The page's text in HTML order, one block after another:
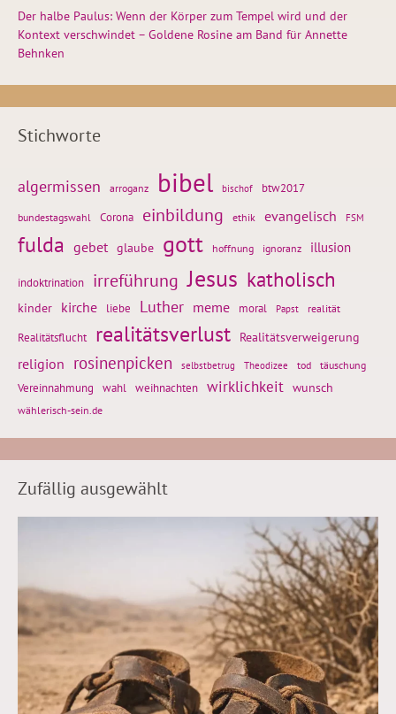
Der halbe Paulus: Wenn der Körper zum Tempel wird und der
Kontext verschwindet – Goldene Rosine am Band für Annette
Behnken
Stichworte
algermissen arroganz bibel bischof btw2017
bundestagswahl Corona einbildung ethik evangelisch FSM
fulda gebet glaube gott hoffnung ignoranz illusion
indoktrination irreführung Jesus katholisch
kinder kirche liebe Luther meme moral Papst realität
Realitätsflucht realitätsverlust Realitätsverweigerung
religion rosinenpicken selbstbetrug Theodizee tod täuschung
Vereinnahmung wahl weihnachten wirklichkeit wunsch
wählerisch-sein.de
Zufällig ausgewählt